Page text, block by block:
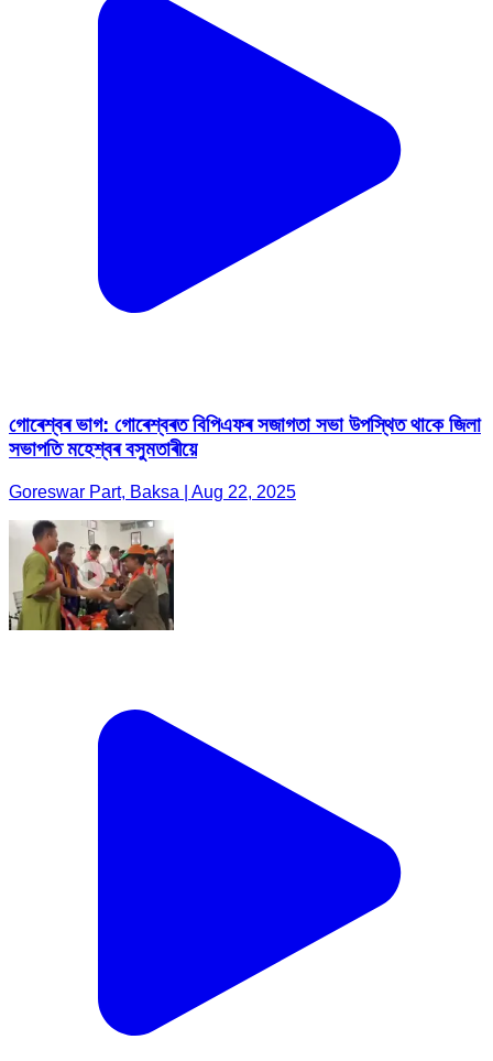
গোৰেশ্বৰ ভাগ: গোৰেশ্বৰত বিপিএফৰ সজাগতা সভা উপস্থিত থাকে জিলা
সভাপতি মহেশ্বৰ বসুমতাৰীয়ে
Goreswar Part, Baksa | Aug 22, 2025